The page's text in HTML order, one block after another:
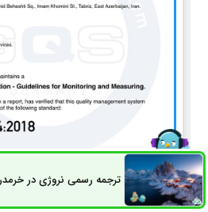
ترجمه رسمی نروژی درراه های ارتباطی